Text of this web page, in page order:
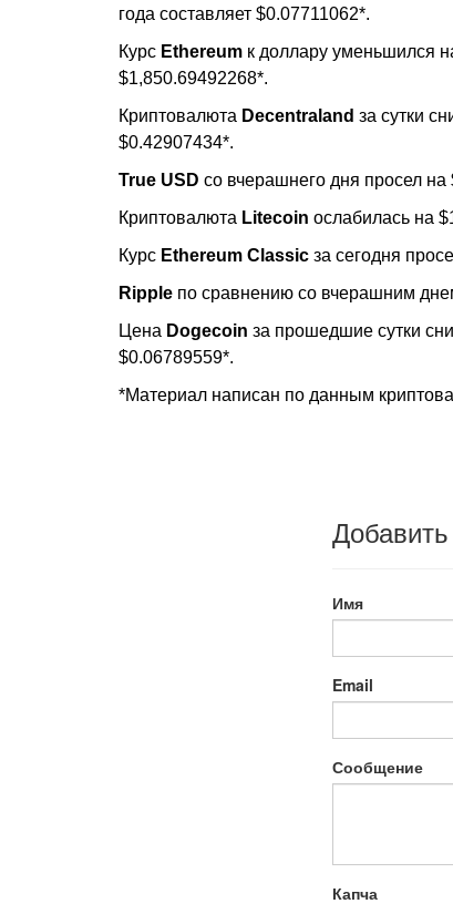
года составляет $0.07711062*.
Курс Ethereum к доллару уменьшился
$1,850.69492268*.
Криптовалюта Decentraland за сутки
$0.42907434*.
True USD со вчерашнего дня просел
Криптовалюта Litecoin ослабилась на
Курс Ethereum Classic за сегодня
Ripple по сравнению со вчерашним
Цена Dogecoin за прошедшие сутки
$0.06789559*.
*Материал написан по данным
Имя
Email
Сообщение
Капча